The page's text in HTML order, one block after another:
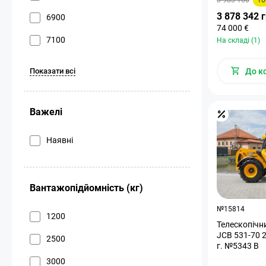
6900
7100
Показати всі
Важелі
Наявні
Вантажопідйомність (кг)
1200
2500
3000
3 878 342
74 000 €
На складі (1)
До
№15814
JCB 531-70
г. №5343 B